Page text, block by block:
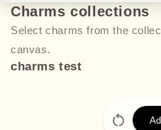
Charms collections
Select charms from the
canvas.
charms test